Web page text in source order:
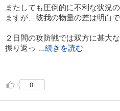
またしても圧倒的に不利な状況
ますが、彼我の物量の差は明白で
２日間の攻防戦では双方に甚大な
振り返っ ...続きを読む
場での特異な精神状態について
この作品の特徴ではないでしょ
0